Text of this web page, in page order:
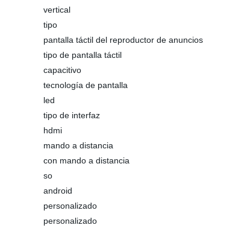
vertical
tipo
pantalla táctil del reproductor de anuncios
tipo de pantalla táctil
capacitivo
tecnología de pantalla
led
tipo de interfaz
hdmi
mando a distancia
con mando a distancia
so
android
personalizado
personalizado